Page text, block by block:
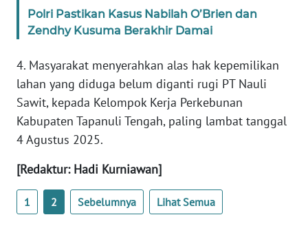
Polri Pastikan Kasus Nabilah O’Brien dan
Zendhy Kusuma Berakhir Damai
4. Masyarakat menyerahkan alas hak kepemilikan
lahan yang diduga belum diganti rugi PT Nauli
Sawit, kepada Kelompok Kerja Perkebunan
Kabupaten Tapanuli Tengah, paling lambat tanggal
4 Agustus 2025.
[Redaktur: Hadi Kurniawan]
1 2 Sebelumnya Lihat Semua
WN
JAMBI
WN
SULTRA
WN
NTB
WN